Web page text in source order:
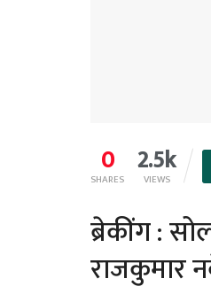
0
SHARES 2.5k
VIEWS
ब्रेकींग :
राजकुमार